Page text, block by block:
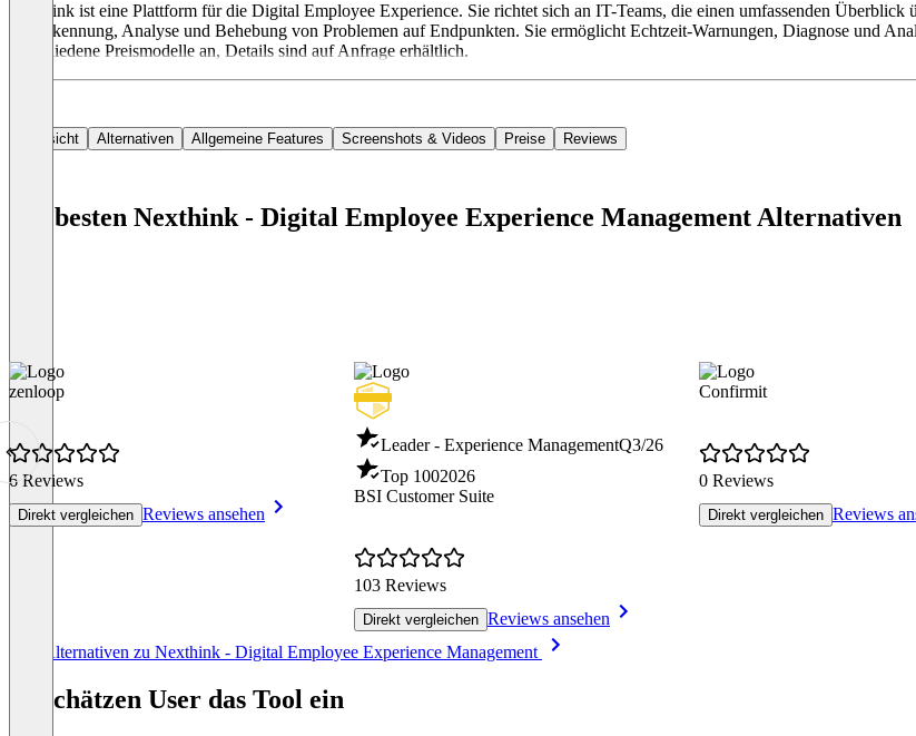
Nexthink ist eine Plattform für die Digital Employee Experience. Sie richtet sich an IT-Teams, die einen umfassenden
zur Erkennung, Analyse und Behebung von Problemen auf Endpunkten. Sie ermöglicht Echtzeit-Warnungen, Diagnose und
verschiedene Preismodelle an, Details sind auf Anfrage erhältlich.
Übersicht Alternativen Allgemeine Features Screenshots & Videos Preise Reviews
Die besten Nexthink - Digital Employee Experience Management Alternativen
zenloop
6 Reviews
Direkt vergleichen Reviews ansehen
Leader - Experience ManagementQ3/26
Top 1002026
BSI Customer Suite
103 Reviews
Direkt vergleichen Reviews ansehen
Confirmit
0 Reviews
Direkt vergleichen Reviews
Alle Alternativen zu Nexthink - Digital Employee Experience Management
So schätzen User das Tool ein